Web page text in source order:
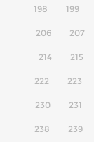
198 199
206 207
214 215
222 223
230 231
238 239